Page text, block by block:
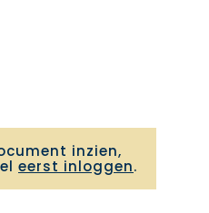
inzien,
eerst inloggen.